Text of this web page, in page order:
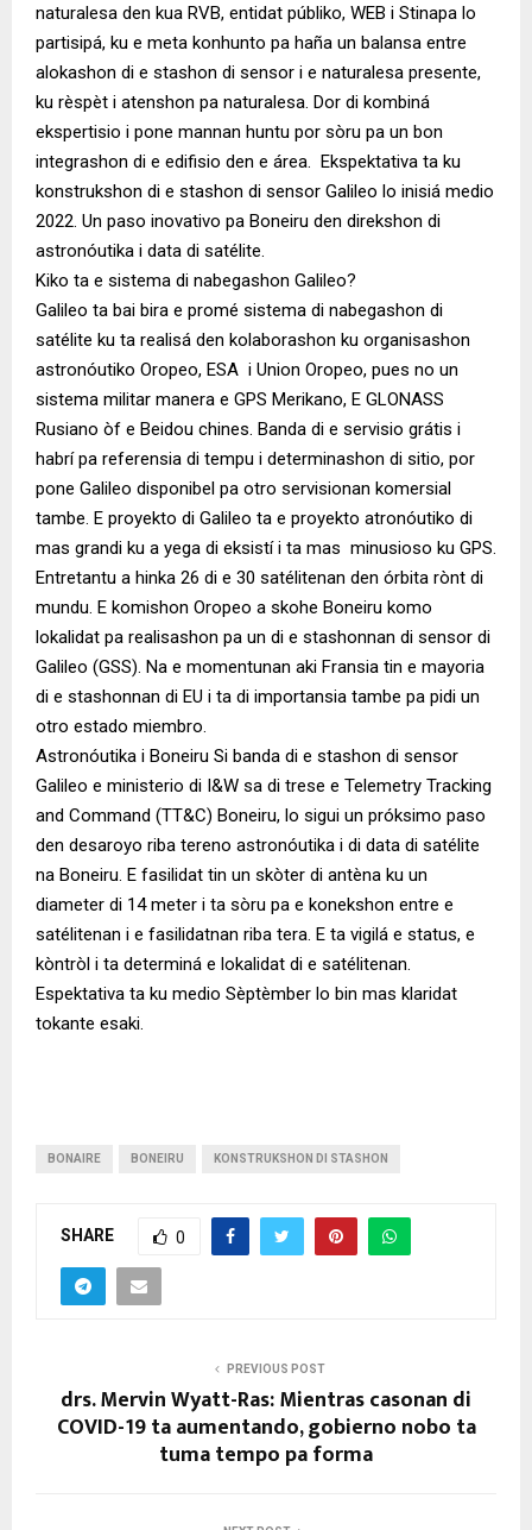
naturalesa den kua RVB, entidat públiko, WEB i Stinapa lo
partisipá, ku e meta konhunto pa haña un balansa entre
alokashon di e stashon di sensor i e naturalesa presente,
ku rèspèt i atenshon pa naturalesa. Dor di kombiná
ekspertisio i pone mannan huntu por sòru pa un bon
integrashon di e edifisio den e área. Ekspektativa ta ku
konstrukshon di e stashon di sensor Galileo lo inisiá medio
2022. Un paso inovativo pa Boneiru den direkshon di
astronóutika i data di satélite.
Kiko ta e sistema di nabegashon Galileo?
Galileo ta bai bira e promé sistema di nabegashon di
satélite ku ta realisá den kolaborashon ku organisashon
astronóutiko Oropeo, ESA i Union Oropeo, pues no un
sistema militar manera e GPS Merikano, E GLONASS
Rusiano òf e Beidou chines. Banda di e servisio grátis i
habrí pa referensia di tempu i determinashon di sitio, por
pone Galileo disponibel pa otro servisionan komersial
tambe. E proyekto di Galileo ta e proyekto atronóutiko di
mas grandi ku a yega di eksistí i ta mas minusioso ku GPS.
Entretantu a hinka 26 di e 30 satélitenan den órbita rònt di
mundu. E komishon Oropeo a skohe Boneiru komo
lokalidat pa realisashon pa un di e stashonnan di sensor di
Galileo (GSS). Na e momentunan aki Fransia tin e mayoria
di e stashonnan di EU i ta di importansia tambe pa pidi un
otro estado miembro.
Astronóutika i Boneiru Si banda di e stashon di sensor
Galileo e ministerio di I&W sa di trese e Telemetry Tracking
and Command (TT&C) Boneiru, lo sigui un próksimo paso
den desaroyo riba tereno astronóutika i di data di satélite
na Boneiru. E fasilidat tin un skòter di antèna ku un
diameter di 14 meter i ta sòru pa e konekshon entre e
satélitenan i e fasilidatnan riba tera. E ta vigilá e status, e
kòntròl i ta determiná e lokalidat di e satélitenan.
Espektativa ta ku medio Sèptèmber lo bin mas klaridat
tokante esaki.
BONAIRE BONEIRU KONSTRUKSHON DI STASHON
SHARE 0
PREVIOUS POST
drs. Mervin Wyatt-Ras: Mientras casonan di
COVID-19 ta aumentando, gobierno nobo ta
tuma tempo pa forma